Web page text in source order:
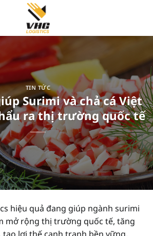
TIN TỨC
Surimi và chả cá Việt
ra thị trường quốc tế
hiệu quả đang giúp ngành surimi
mở rộng thị trường quốc tế, tăng